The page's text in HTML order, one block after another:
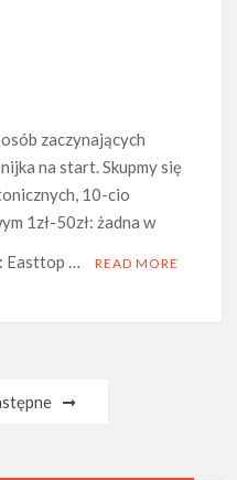
zaczynających
na start. Skupmy się
10-cio
1zł-50zł: żadna w
Easttop …
READ MORE